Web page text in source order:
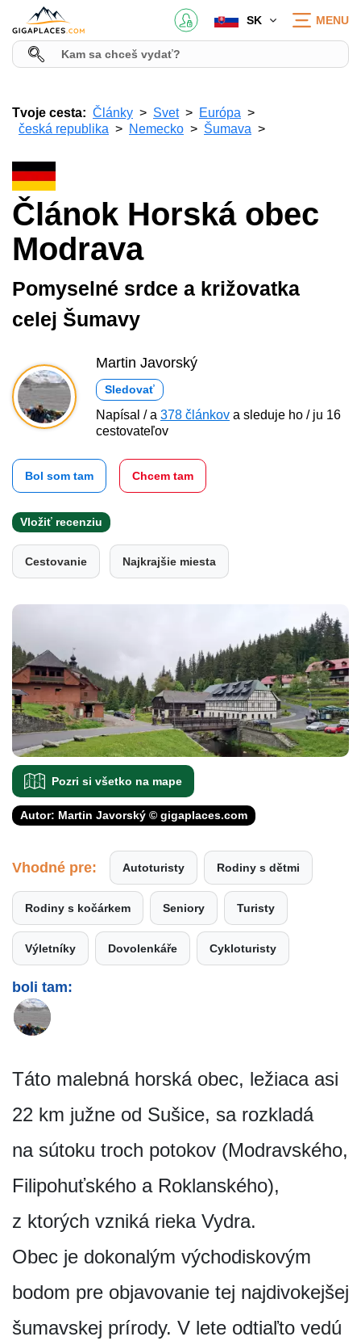
SK MENU
Tvoje cesta: Články Svet
Európa
česká republika
Nemecko Šumava
Článok Horská obec
Modrava
Pomyselné srdce a križovatka
celej Šumavy
Martin Javorský
Sledovať
Napísal / a 378 článkov a sleduje ho / ju 16
cestovateľov
Bol som tam Chcem tam
Vložiť recenziu
Cestovanie Najkrajšie miesta
Pozri si všetko na mape
Autor: Martin Javorský © gigaplaces.com
Vhodné pre: Autoturisty Rodiny s dětmi
Rodiny s kočárkem Seniory Turisty
Výletníky Dovolenkáře Cykloturisty
boli tam:
Táto malebná horská obec, ležiaca asi
22 km južne od Sušice, sa rozkladá
na sútoku troch potokov (Modravského,
Filipohuťského a Roklanského),
z ktorých vzniká rieka Vydra.
Obec je dokonalým východiskovým
bodom pre objavovanie tej najdivokejšej
šumavskej prírody. V lete odtiaľto vedú